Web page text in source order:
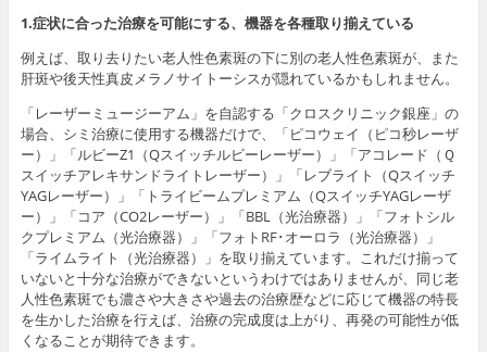
1.症状に合った治療を可能にする、機器を各種取り揃えている
例えば、取り去りたい老人性色素斑の下に別の老人性色素斑が、また
肝斑や後天性真皮メラノサイトーシスが隠れているかもしれません。
「レーザーミュージーアム」を自認する「クロスクリニック銀座」の
場合、シミ治療に使用する機器だけで、「ピコウェイ（ピコ秒レーザ
ー）」「ルビーZ1（Qスイッチルビーレーザー）」「アコレード（Ｑ
スイッチアレキサンドライトレーザー）」「レブライト（Qスイッチ
YAGレーザー）」「トライビームプレミアム（QスイッチYAGレーザ
ー）」「コア（CO2レーザー）」「BBL（光治療器）」「フォトシル
クプレミアム（光治療器）」「フォトRF･オーロラ（光治療器）」
「ライムライト（光治療器）」を取り揃えています。これだけ揃って
いないと十分な治療ができないというわけではありませんが、同じ老
人性色素斑でも濃さや大きさや過去の治療歴などに応じて機器の特長
を生かした治療を行えば、治療の完成度は上がり、再発の可能性が低
くなることが期待できます。